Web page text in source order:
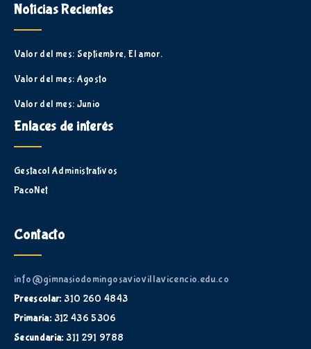
Noticias Recientes
Valor del mes: Septiembre, El amor.
Valor del mes: Agosto
Valor del mes: Junio
Enlaces de interés
Gestacol Administrativos
PacoNet
Contacto
info@gimnasiodomingosaviovillavicencio.edu.co
Preescolar: 310 260 4843
Primaria: 312 436 5306
Secundaria: 311 291 9788